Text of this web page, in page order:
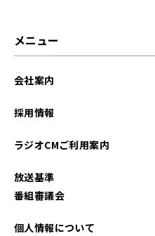
メニュー
会社案内
採用情報
ラジオCMご利用案内
放送基準
番組審議会
個人情報について